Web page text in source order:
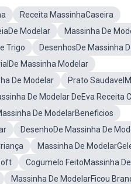
Receita MassinhaCaseira
Modelar
Massinha De
Trigo
DesenhosDe Massinha
Massinha Modelar
De Modelar
Prato
De Modelar DeEva Receita
De ModelarBeneficios
DesenhoDe Massinha De
Massinha De
Cogumelo FeitoMassinha
Massinha De ModelarFicou